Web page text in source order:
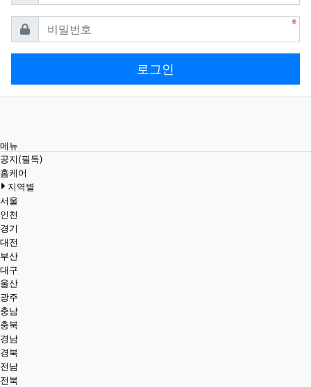
비밀번호
로그인
메뉴
공지(필독)
홈케어
지역별
서울
인천
경기
대전
부산
대구
울산
광주
충남
충북
경남
경북
전남
전북